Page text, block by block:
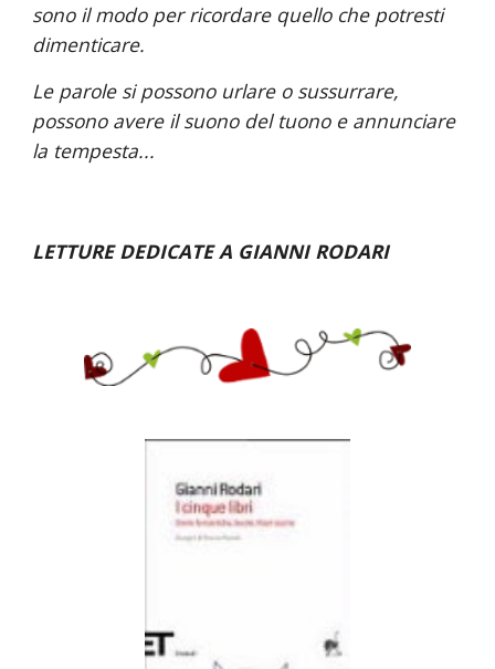
sono il modo per ricordare quello che potresti
dimenticare.
Le parole si possono urlare o sussurrare,
possono avere il suono del tuono e annunciare
la tempesta...
LETTURE DEDICATE A GIANNI RODARI